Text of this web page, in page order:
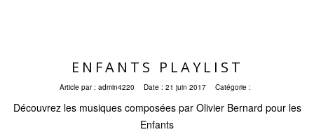
ENFANTS PLAYLIST
Article par : admin4220 Date : 21 juin 2017 Catégorie :
Découvrez les musiques composées par Olivier Bernard pour les
Enfants